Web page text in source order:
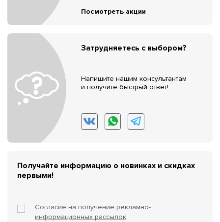
Посмотреть акции
Затрудняетесь с выбором?
Напишите нашим консультантам
и получите быстрый ответ!
Получайте информацию о новинках и скидках
первыми!
Согласие на получение рекламно-
информационных рассылок